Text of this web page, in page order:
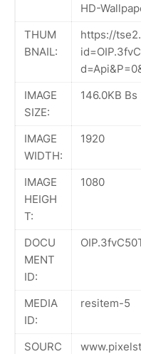
HD-
THUM
BNAIL:
https://
IMAGE
SIZE:
146.0KB Bs
IMAGE
WIDTH:
1920
IMAGE
HEIGH
T:
1080
DOCU
MENT
ID:
MEDIA
ID:
resitem-5
SOURC